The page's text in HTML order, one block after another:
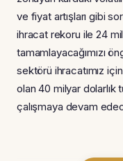
ve fiyat artışları gibi
ihracat rekoru ile 24
tamamlayacağımızı
sektörü ihracatımız
olan 40 milyar dolarlık
çalışmaya devam